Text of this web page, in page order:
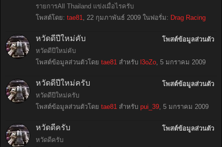
รายการAll Thailand เเข่งเมื่อไรครับ
โพสต์โดย: tae81, 22 กุมภาพันธ์ 2009 ในฟอรั่ม: Drag Racing
โพสต์ข้อมูลส่วนตัว
หวัดดีปีใหม่คับ
หวัดดีปีใหม่คับ
โพสต์ข้อมูลส่วนตัวโดย tae81 สำหรับ l3oZo, 5 มกราคม 2009
โพสต์ข้อมูลส่วนตัว
หวัดดีปีใหม่ครับ
หวัดดีปีใหม่ครับ
โพสต์ข้อมูลส่วนตัวโดย tae81 สำหรับ pui_39, 5 มกราคม 2009
โพสต์ข้อมูลส่วนตัว
หวัดดีครับ
หวัดดีครับ